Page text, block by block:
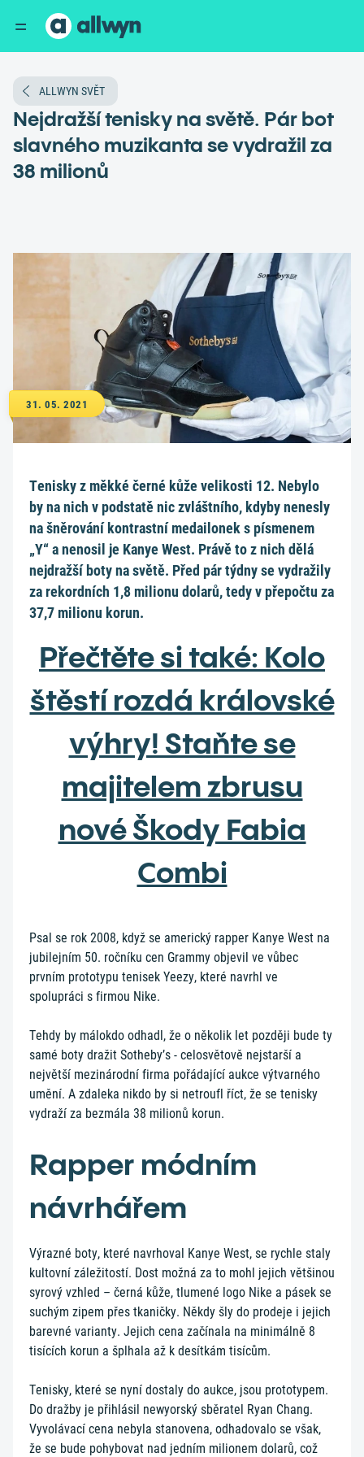
ALLWYN SVĚT
Nejdražší tenisky na světě. Pár bot
slavného muzikanta se vydražil za
38 milionů
31. 05. 2021
Tenisky z měkké černé kůže velikosti 12. Nebylo
by na nich v podstatě nic zvláštního, kdyby nenesly
na šněrování kontrastní medailonek s písmenem
„Y“ a nenosil je Kanye West. Právě to z nich dělá
nejdražší boty na světě. Před pár týdny se vydražily
za rekordních 1,8 milionu dolarů, tedy v přepočtu za
37,7 milionu korun.
Přečtěte si také: Kolo
štěstí rozdá královské
výhry! Staňte se
majitelem zbrusu
nové Škody Fabia
Combi
Psal se rok 2008, když se americký rapper Kanye West na
jubilejním 50. ročníku cen Grammy objevil ve vůbec
prvním prototypu tenisek Yeezy, které navrhl ve
spolupráci s firmou Nike.
Tehdy by málokdo odhadl, že o několik let později bude ty
samé boty dražit Sotheby’s - celosvětově nejstarší a
největší mezinárodní firma pořádající aukce výtvarného
umění. A zdaleka nikdo by si netroufl říct, že se tenisky
vydraží za bezmála 38 milionů korun.
Rapper módním
návrhářem
Výrazné boty, které navrhoval Kanye West, se rychle staly
kultovní záležitostí. Dost možná za to mohl jejich většinou
syrový vzhled – černá kůže, tlumené logo Nike a pásek se
suchým zipem přes tkaničky. Někdy šly do prodeje i jejich
barevné varianty. Jejich cena začínala na minimálně 8
tisících korun a šplhala až k desítkám tisícům.
Tenisky, které se nyní dostaly do aukce, jsou prototypem.
Do dražby je přihlásil newyorský sběratel Ryan Chang.
Vyvolávací cena nebyla stanovena, odhadovalo se však,
že se bude pohybovat nad jedním milionem dolarů, což